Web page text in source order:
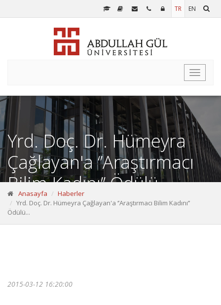
TR EN
Toggle
Yrd. Doç. Dr. Hümeyra
Çağlayan'a ‘’Araştırmacı
Bilim Kadını’’ Ödülü...
Anasayfa
Haberler
Yrd. Doç. Dr. Hümeyra Çağlayan'a ‘’Araştırmacı Bilim Kadını’’
Ödülü...
2015-03-12 16:20:00